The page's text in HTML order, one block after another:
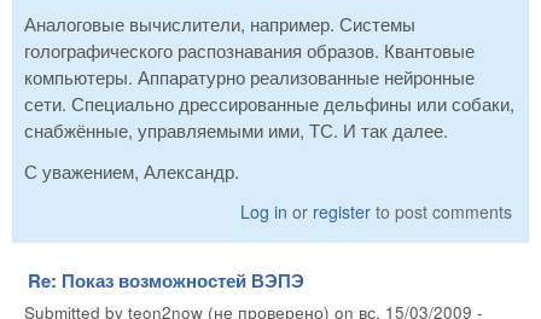
Аналоговые вычислители, например. Системы
голографического распознавания образов. Квантовые
компьютеры. Аппаратурно реализованные нейронные
сети. Специально дрессированные дельфины или собаки,
снабжённые, управляемыми ими, ТС. И так далее.
С уважением, Александр.
Log in or register to post comments
Re: Показ возможностей ВЭПЭ
Submitted by teon2now (не проверено) on вс, 15/03/2009 -